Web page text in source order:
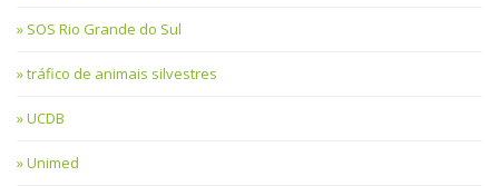
SOS Rio Grande do Sul
tráfico de animais silvestres
UCDB
Unimed